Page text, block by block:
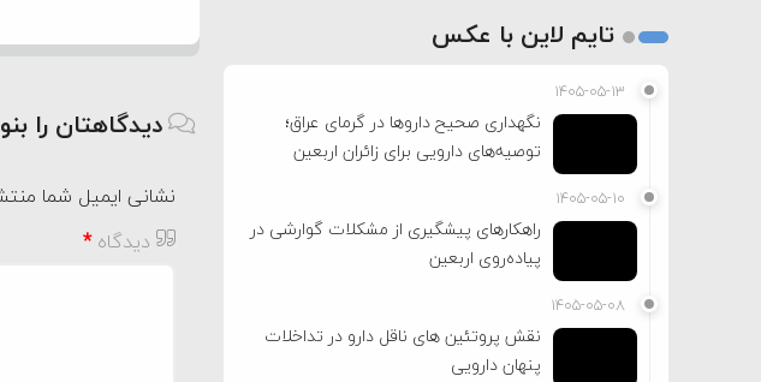
دیدگاهتان را
نشانی ایمیل شما
دیدگاه*
تایم لاین با عکس
۱۴۰۵-۰۵-۱۳
نگهداری صحیح داروها در گرمای عراق؛
توصیه‌های دارویی برای زائران اربعین
۱۴۰۵-۰۵-۱۰
راهکارهای پیشگیری از مشکلات گوارشی در
پیاده‌روی اربعین
۱۴۰۵-۰۵-۰۸
نقش پروتئین های ناقل دارو در تداخلات
پنهان دارویی